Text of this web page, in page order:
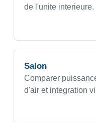
de l'unite interieure.
Salon
Comparer
d'air et integration